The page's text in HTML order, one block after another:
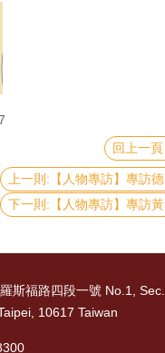
回上一頁
斯福路四段一號 No.1, Sec.
10617 Taiwan